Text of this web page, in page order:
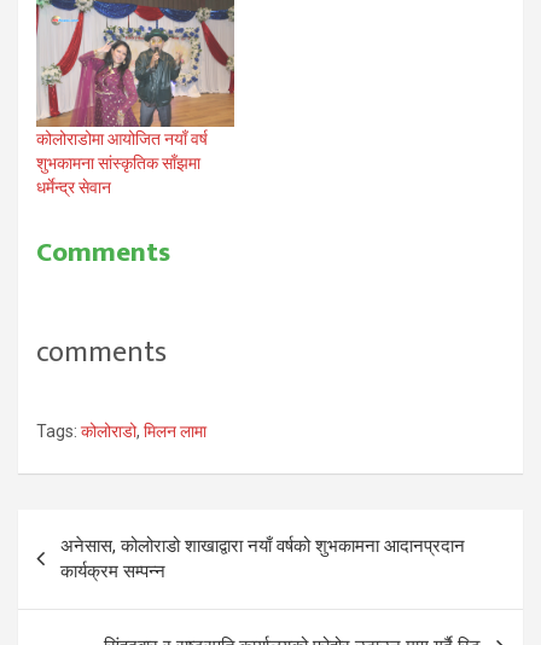
कोलोराडोमा आयोजित नयाँ वर्ष
शुभकामना सांस्कृतिक साँझमा
धर्मेन्द्र सेवान
Comments
comments
Tags: कोलोराडो, मिलन लामा
Post
navigation
अनेसास, कोलोराडो शाखाद्वारा नयाँ वर्षको शुभकामना आदानप्रदान
कार्यक्रम सम्पन्न